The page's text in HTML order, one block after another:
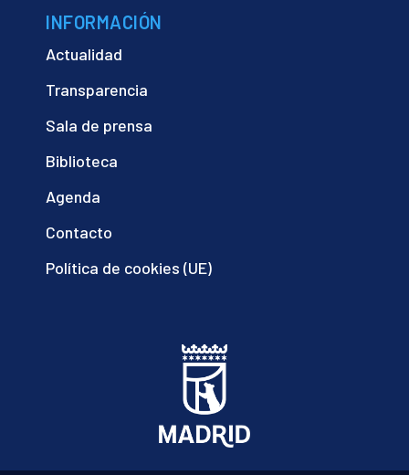
INFORMACIÓN
Actualidad
Transparencia
Sala de prensa
Biblioteca
Agenda
Contacto
Política de cookies (UE)